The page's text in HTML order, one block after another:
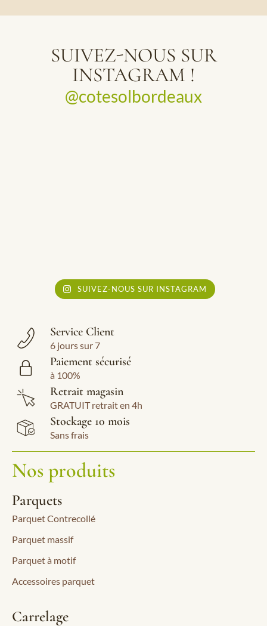
SUIVEZ-NOUS SUR
INSTAGRAM !
@cotesolbordeaux
SUIVEZ-NOUS SUR INSTAGRAM
Service Client
6 jours sur 7
Paiement sécurisé
à 100%
Retrait magasin
GRATUIT retrait en 4h
Stockage 10 mois
Sans frais
Nos produits
Parquets
Parquet Contrecollé
Parquet massif
Parquet à motif
Accessoires parquet
Carrelage